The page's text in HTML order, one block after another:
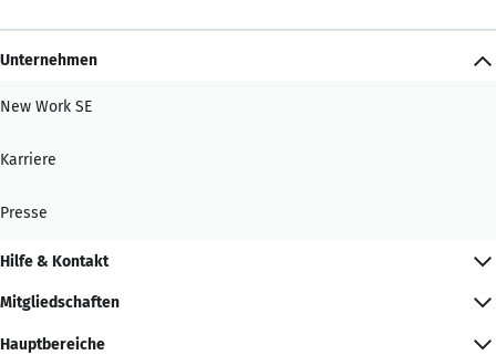
Unternehmen
New Work SE
Karriere
Presse
Hilfe & Kontakt
Mitgliedschaften
Hauptbereiche